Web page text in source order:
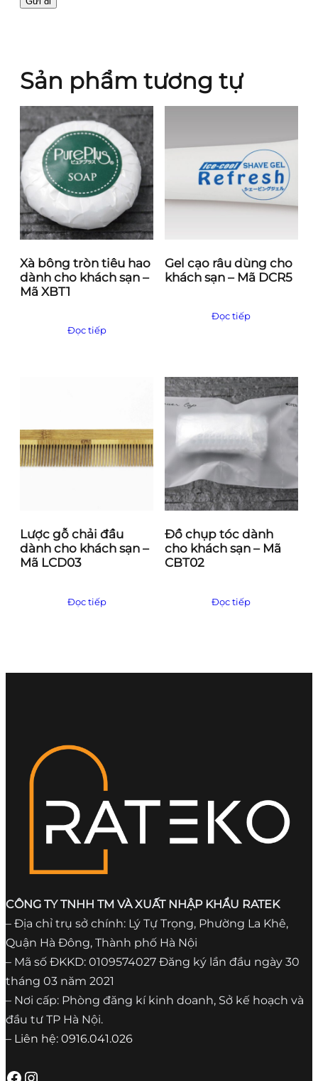
Sản phẩm tương tự
Xà bông tròn tiêu hao
dành cho khách sạn –
Mã XBT1
Đọc tiếp
Gel cạo râu dùng cho
khách sạn – Mã DCR5
Đọc tiếp
Lược gỗ chải đầu
dành cho khách sạn –
Mã LCD03
Đọc tiếp
Đồ chụp tóc dành
cho khách sạn – Mã
CBT02
Đọc tiếp
CÔNG TY TNHH TM VÀ XUẤT NHẬP KHẨU RATEK
– Địa chỉ trụ sở chính: Lý Tự Trọng, Phường La Khê,
Quận Hà Đông, Thành phố Hà Nội
– Mã số ĐKKD: 0109574027 Đăng ký lần đầu ngày 30
tháng 03 năm 2021
– Nơi cấp: Phòng đăng kí kinh doanh, Sở kế hoạch và
đầu tư TP Hà Nội.
– Liên hệ: 0916.041.026
Facebook Instagram